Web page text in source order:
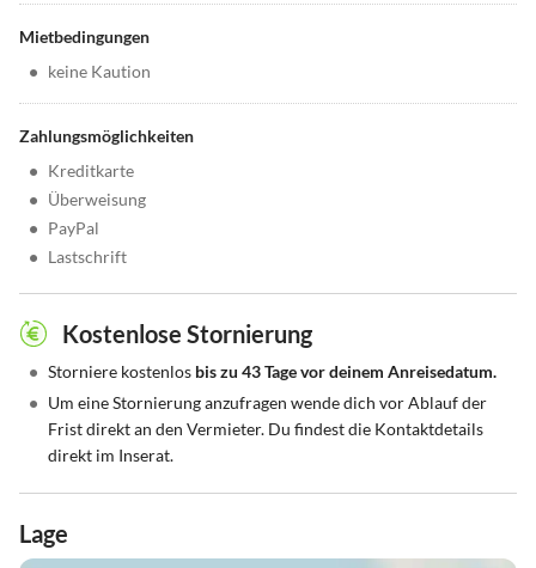
Mietbedingungen
• keine Kaution
Zahlungsmöglichkeiten
• Kreditkarte
• Überweisung
• PayPal
• Lastschrift
Kostenlose Stornierung
• Storniere kostenlos bis zu 43 Tage vor deinem Anreisedatum.
• Um eine Stornierung anzufragen wende dich vor Ablauf der
Frist direkt an den Vermieter. Du findest die Kontaktdetails
direkt im Inserat.
Lage